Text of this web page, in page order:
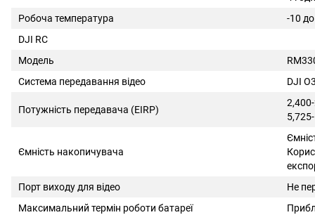
Робоча температура
-10 дo
DJI RC
Модель
Система передавання відео
DJI
Потужність передавача (EIRP)
Ємність накопичувача
Порт виходу для відео
Не
Максимальний термін роботи батареї